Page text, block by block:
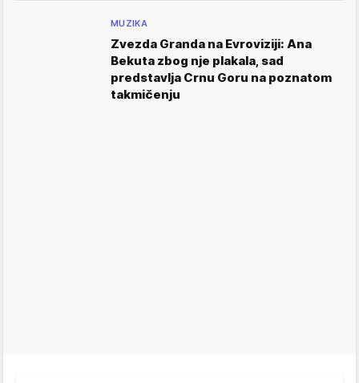
MUZIKA
Zvezda Granda na Evroviziji: Ana
Bekuta zbog nje plakala, sad
predstavlja Crnu Goru na poznatom
takmičenju